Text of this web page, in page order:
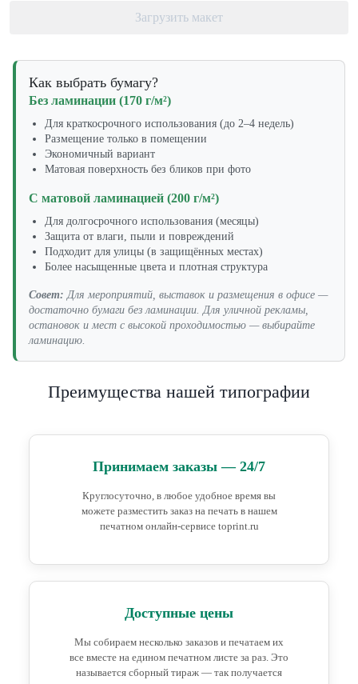
Загрузить макет
Как выбрать бумагу?
Без ламинации (170 г/м²)
Для краткосрочного использования (до 2–4 недель)
Размещение только в помещении
Экономичный вариант
Матовая поверхность без бликов при фото
С матовой ламинацией (200 г/м²)
Для долгосрочного использования (месяцы)
Защита от влаги, пыли и повреждений
Подходит для улицы (в защищённых местах)
Более насыщенные цвета и плотная структура
Совет: Для мероприятий, выставок и размещения в офисе —
достаточно бумаги без ламинации. Для уличной рекламы,
остановок и мест с высокой проходимостью — выбирайте
ламинацию.
Преимущества нашей типографии
Принимаем заказы — 24/7
Круглосуточно, в любое удобное время вы
можете разместить заказ на печать в нашем
печатном онлайн-сервисе toprint.ru
Доступные цены
Мы собираем несколько заказов и печатаем их
все вместе на едином печатном листе за раз. Это
называется сборный тираж — так получается